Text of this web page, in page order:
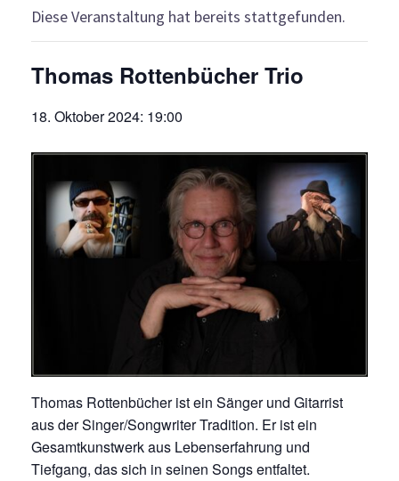
Diese Veranstaltung hat bereits stattgefunden.
Thomas Rottenbücher Trio
18. Oktober 2024: 19:00
Thomas Rottenbücher ist ein Sänger und Gitarrist
aus der Singer/Songwriter Tradition. Er ist ein
Gesamtkunstwerk aus Lebenserfahrung und
Tiefgang, das sich in seinen Songs entfaltet.